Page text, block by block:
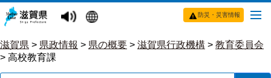
防災・災害情報
滋賀県 > 県政情報 > 県の概要 > 滋賀県行政機構 > 教育委員会
> 高校教育課